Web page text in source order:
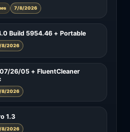
7/8/2026
Build 5954.46 + Portable
8/2026
26/05 + FluentCleaner
8/2026
1.3
8/2026